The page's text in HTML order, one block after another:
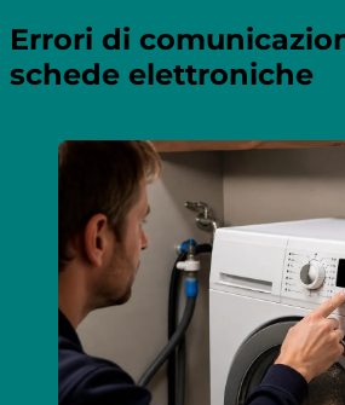
Errori di
schede elettroniche